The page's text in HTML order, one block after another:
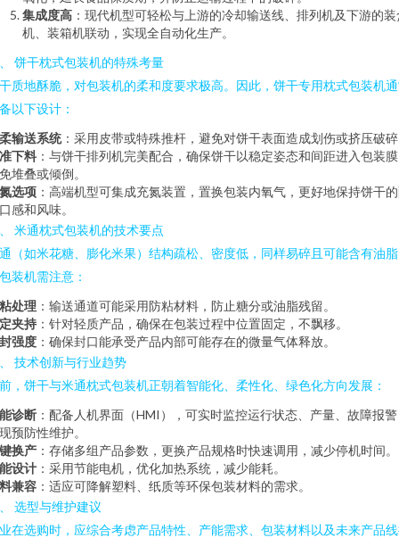
集成度高 ：现代机型可轻松与上游的冷却输送线、排列机及下游的装
机、装箱机联动，实现全自动化生产。
饼干枕式包装机的特殊考量
质地酥脆，对包装机的柔和度要求极高。因此，饼干专用枕式包装机
以下设计：
输送系统：采用皮带或特殊推杆，避免对饼干表面造成划伤或挤压破
下料 ：与饼干排列机完美配合，确保饼干以稳定姿态和间距进入包装
堆叠或倾倒。
选项 ：高端机型可集成充氮装置，置换包装内氧气，更好地保持饼干
感和风味。
米通枕式包装机的技术要点
（如米花糖、膨化米果）结构疏松、密度低，同样易碎且可能含有油
装机需注意：
处理 ：输送通道可能采用防粘材料，防止糖分或油脂残留。
夹持 ：针对轻质产品，确保在包装过程中位置固定，不飘移。
强度 ：确保封口能承受产品内部可能存在的微量气体释放。
技术创新与行业趋势
，饼干与米通枕式包装机正朝着智能化、柔性化、绿色化方向发展：
诊断 ：配备人机界面（HMI），可实时监控运行状态、产量、故障报
预防性维护。
换产 ：存储多组产品参数，更换产品规格时快速调用，减少停机时间。
设计 ：采用节能电机，优化加热系统，减少能耗。
兼容 ：适应可降解塑料、纸质等环保包装材料的需求。
选型与维护建议
在选购时，应综合考虑产品特性、产能需求、包装材料以及未来产品